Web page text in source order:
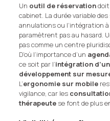
Un outil de réservationdoit
cabinet. La durée variable
annulations ou l’intégration
paramètrent pas au hasard.
pas comme un centre
D’où l’importance d’un
ce soit par l’intégration
développement sur
L’ergonomie sur mobile
vigilance, car les
thérapeutese font de plus